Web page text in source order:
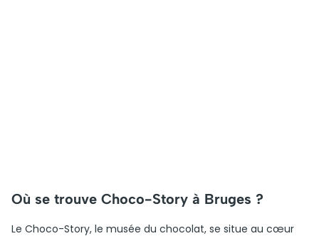
Où se trouve Choco-Story à Bruges ?
Le Choco-Story, le musée du chocolat, se situe au cœur